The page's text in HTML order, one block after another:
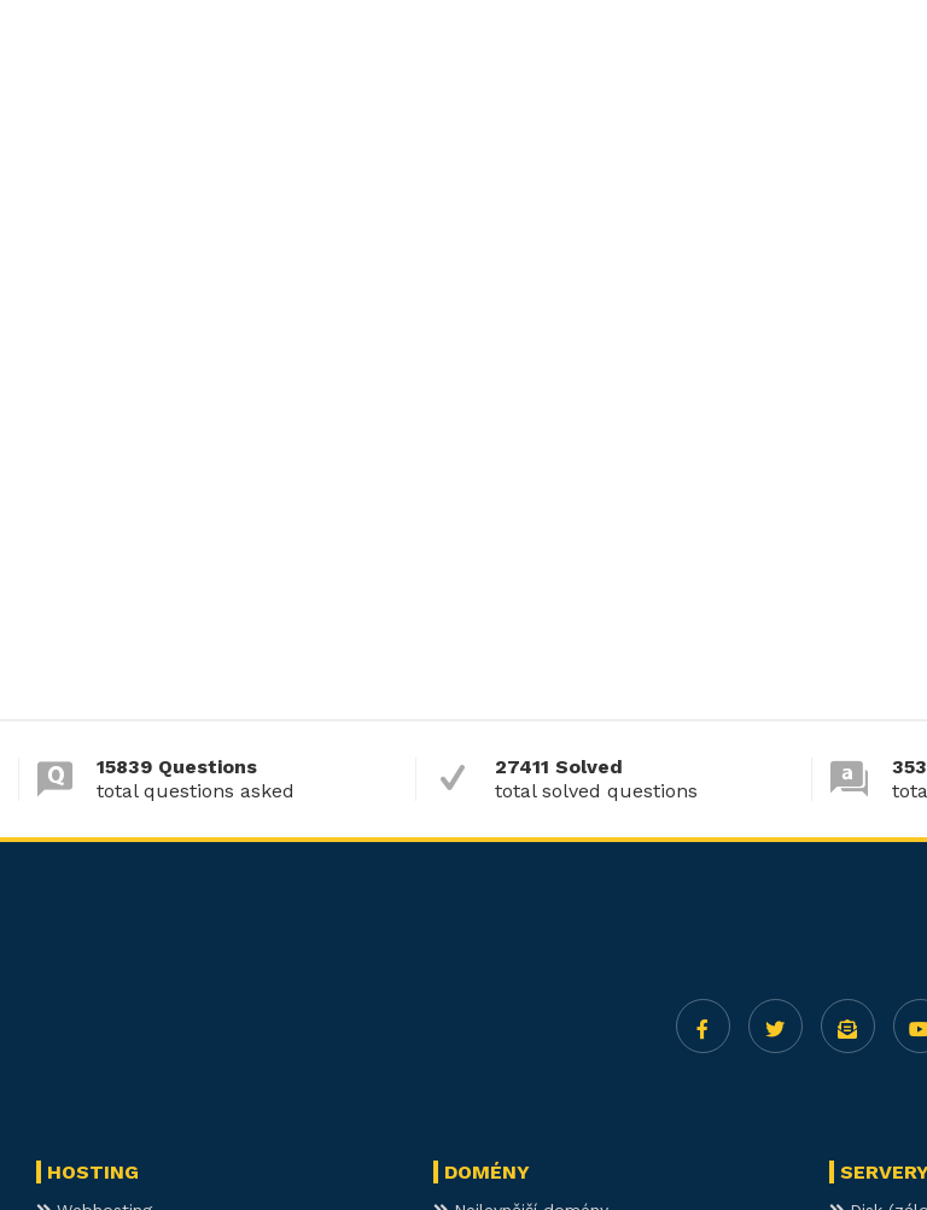
15839 Questions
total questions asked
27411 Solved
total solved questions
HOSTING DOMÉNY